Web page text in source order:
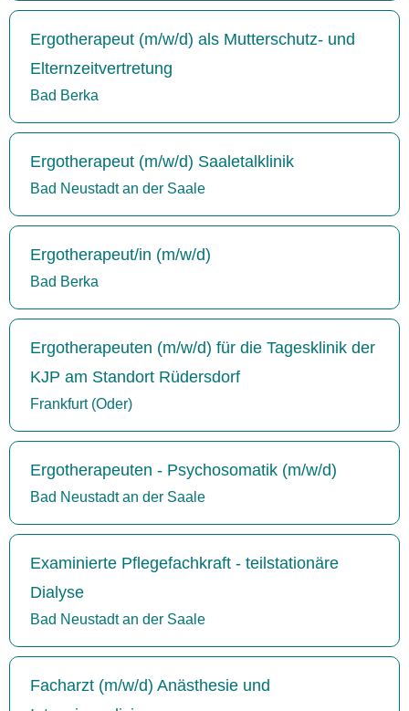
Ergotherapeut (m/w/d) als Mutterschutz- und
Elternzeitvertretung
Bad Berka
Ergotherapeut (m/w/d) Saaletalklinik
Bad Neustadt an der Saale
Ergotherapeut/in (m/w/d)
Bad Berka
Ergotherapeuten (m/w/d) für die Tagesklinik der
KJP am Standort Rüdersdorf
Frankfurt (Oder)
Ergotherapeuten - Psychosomatik (m/w/d)
Bad Neustadt an der Saale
Examinierte Pflegefachkraft - teilstationäre
Dialyse
Bad Neustadt an der Saale
Facharzt (m/w/d) Anästhesie und